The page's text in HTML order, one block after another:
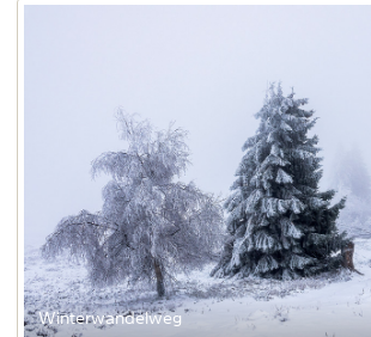
Winterwandelweg